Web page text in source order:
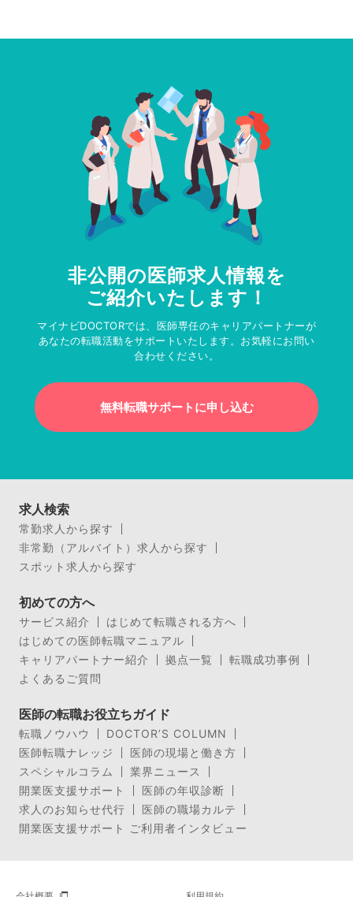
非公開の医師求人情報を
ご紹介いたします！
マイナビDOCTORでは、医師専任のキャリアパートナーが
あなたの転職活動をサポートいたします。お気軽にお問い
合わせください。
無料転職サポートに申し込む
求人検索
常勤求人から探す
非常勤（アルバイト）求人から探す
スポット求人から探す
初めての方へ
サービス紹介
はじめて転職される方へ
はじめての医師転職マニュアル
キャリアパートナー紹介
拠点一覧
転職成功事例
よくあるご質問
医師の転職お役立ちガイド
転職ノウハウ
DOCTOR’S COLUMN
医師転職ナレッジ
医師の現場と働き方
スペシャルコラム
業界ニュース
開業医支援サポート
医師の年収診断
求人のお知らせ代行
医師の職場カルテ
開業医支援サポート ご利用者インタビュー